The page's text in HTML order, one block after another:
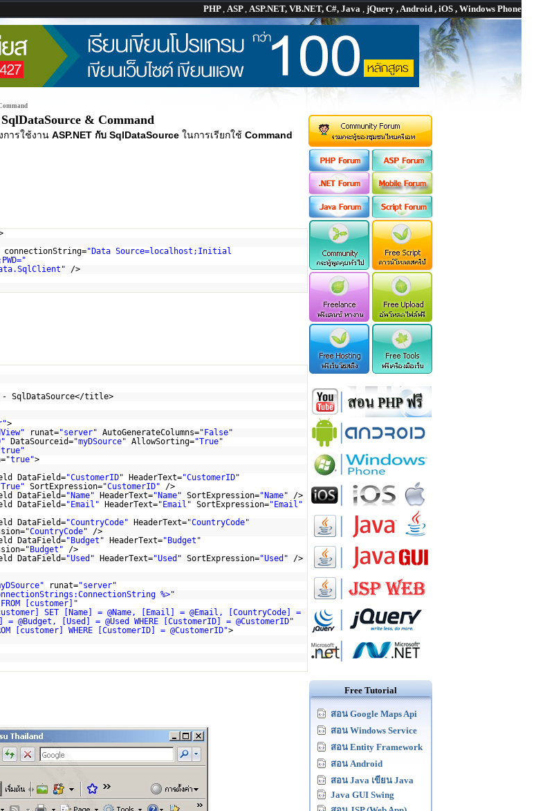
PHP, ASP, ASP.NET, VB.NET, C#, Java , jQuery , Android , iOS , Windows Phone
& Command
การใช้งาน ASP.NET กับ SqlDataSource ในการเรียกใช้ Command
connectionString="Data Source=localhost;Initial
/>
- SqlDataSource</title>
>
runat="server" AutoGenerateColumns="False"
DataSourceid="myDSource" AllowSorting="True"
"true">
DataField="CustomerID" HeaderText="CustomerID"
SortExpression="CustomerID"
/>
DataField="Name" HeaderText="Name" SortExpression="Name"
/>
DataField="Email" HeaderText="Email" SortExpression="Email"
DataField="CountryCode" HeaderText="CountryCode"
"CountryCode"
/>
DataField="Budget" HeaderText="Budget"
"Budget"
/>
DataField="Used" HeaderText="Used" SortExpression="Used"
/>
runat="server"
%>"
[customer]"
SET [Name] = @Name, [Email] = @Email, [CountryCode] =
= @Budget, [Used] = @Used WHERE [CustomerID] = @CustomerID"
[customer] WHERE [CustomerID] = @CustomerID">
Free Tutorial
สอน Google Maps Api
สอน Windows Service
สอน Entity Framework
สอน Android
สอน Java เขียน Java
Java GUI Swing